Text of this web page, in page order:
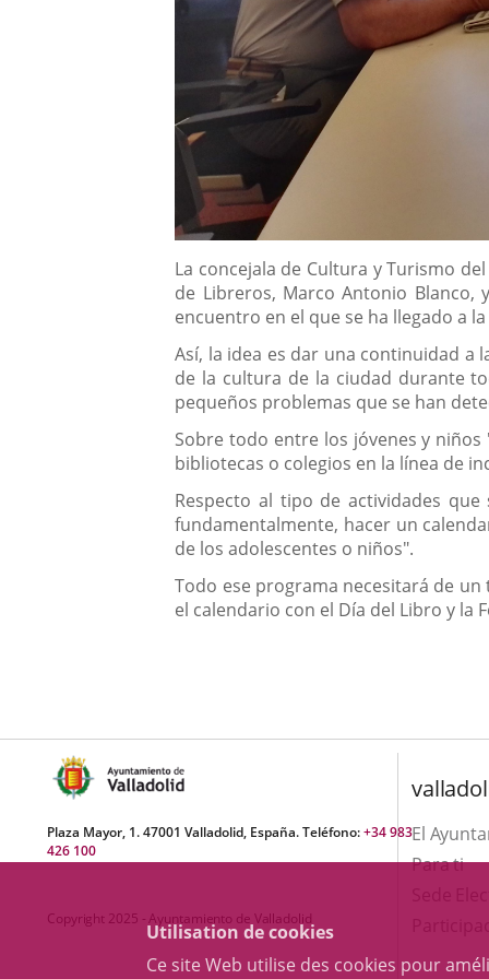
Utilisation de cookies
Ce site Web utilise des cookies pour
Descripción
La concejala de Cultura y Turismo
de Libreros, Marco Antonio Blanco,
encuentro en el que se ha llegado a
Así, la idea es dar una continuidad
de la cultura de la ciudad durante
pequeños problemas que se han
Sobre todo entre los jóvenes y
bibliotecas o colegios en la línea de
Respecto al tipo de actividades
fundamentalmente, hacer un
de los adolescentes o niños".
Todo ese programa necesitará de
el calendario con el Día del Libro y la
Plaza Mayor, 1. 47001 Valladolid, España. Teléfono:+34 983
426 100
Copyright 2025 - Ayuntamiento de Valladolid
El
Para ti